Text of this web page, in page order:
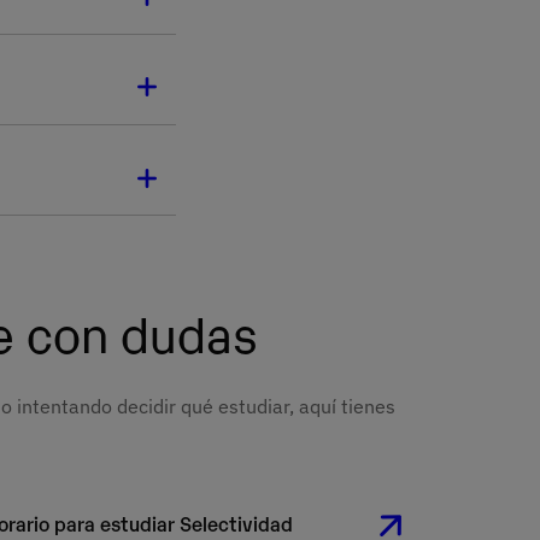
importante es
Las clases,
con dudas
intentando decidir qué estudiar, aquí tienes
para estudiar Selectividad